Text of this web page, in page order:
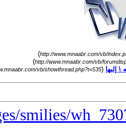
http://www.mnaabr.com/vb/
)
http://www.mnaabr.com/vb/
)
إليها (
vb/showthread.php?t=535
smilies/